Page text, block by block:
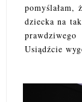
pomyślałam,
dziecka na
Usiądźcie